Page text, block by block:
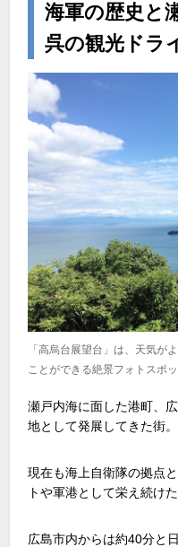
海軍の歴史と
呉の観光ドラ
「高烏台展望台」は、天気が
ことができる絶景フォトスポッ
瀬戸内海に面した港町、
地として発展してきた街。
現在も海上自衛隊の拠点
トや軍港として栄え続け
広島市内からは約40分と